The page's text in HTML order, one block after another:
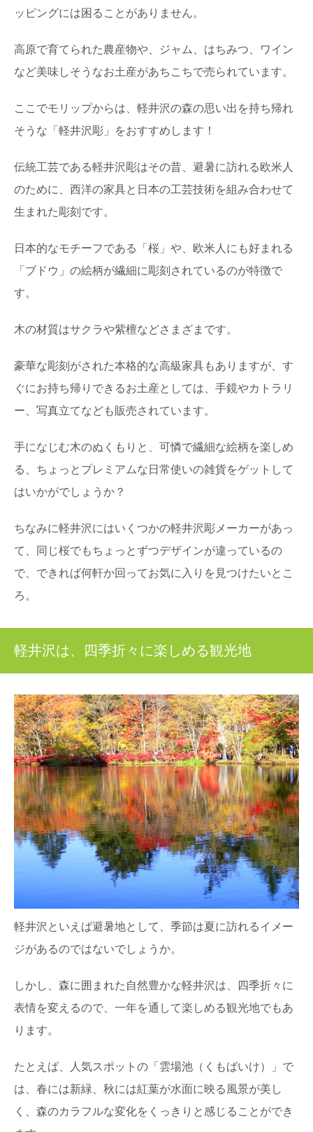
ッピングには困ることがありません。
高原で育てられた農産物や、ジャム、はちみつ、ワイン
など美味しそうなお土産があちこちで売られています。
ここでモリップからは、軽井沢の森の思い出を持ち帰れ
そうな「軽井沢彫」をおすすめします！
伝統工芸である軽井沢彫はその昔、避暑に訪れる欧米人
のために、西洋の家具と日本の工芸技術を組み合わせて
生まれた彫刻です。
日本的なモチーフである「桜」や、欧米人にも好まれる
「ブドウ」の絵柄が繊細に彫刻されているのが特徴で
す。
木の材質はサクラや紫檀などさまざまです。
豪華な彫刻がされた本格的な高級家具もありますが、す
ぐにお持ち帰りできるお土産としては、手鏡やカトラリ
ー、写真立てなども販売されています。
手になじむ木のぬくもりと、可憐で繊細な絵柄を楽しめ
る、ちょっとプレミアムな日常使いの雑貨をゲットして
はいかがでしょうか？
ちなみに軽井沢にはいくつかの軽井沢彫メーカーがあっ
て、同じ桜でもちょっとずつデザインが違っているの
で、できれば何軒か回ってお気に入りを見つけたいとこ
ろ。
軽井沢は、四季折々に楽しめる観光地
軽井沢といえば避暑地として、季節は夏に訪れるイメー
ジがあるのではないでしょうか。
しかし、森に囲まれた自然豊かな軽井沢は、四季折々に
表情を変えるので、一年を通して楽しめる観光地でもあ
ります。
たとえば、人気スポットの「雲場池（くもばいけ）」で
は、春には新緑、秋には紅葉が水面に映る風景が美し
く、森のカラフルな変化をくっきりと感じることができ